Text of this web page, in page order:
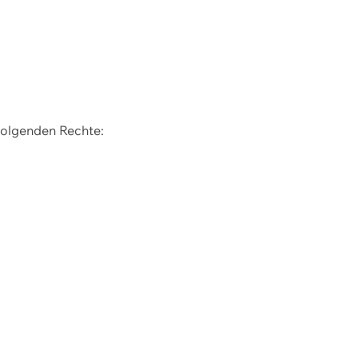
Rechte: